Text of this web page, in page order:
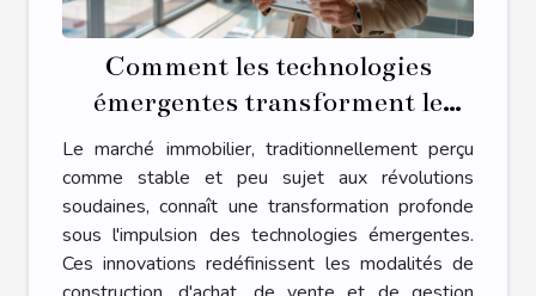
Comment les technologies
émergentes transforment le
marché immobilier
Le marché immobilier, traditionnellement perçu
comme stable et peu sujet aux révolutions
soudaines, connaît une transformation profonde
sous l'impulsion des technologies émergentes.
Ces innovations redéfinissent les modalités de